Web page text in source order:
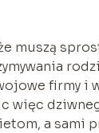
muszą
firmy i
więc
a sami